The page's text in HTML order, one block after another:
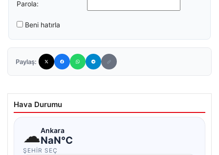
Parola:
Beni hatırla
Paylaş:
Hava Durumu
☁Ankara
NaN°C
ŞEHIR SEÇ